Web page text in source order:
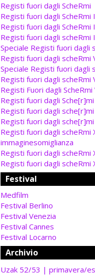
Registi fuori dagli ScheRmi
Registi fuori dagli ScheRmi
Registi fuori dagli ScheRmi
Registi fuori dagli scheRmi
Speciale Registi fuori dagli
Registi fuori dagli scheRmi
Speciale Registi fuori dagli
Registi fuori dagli scheRmi
Registi Fuori dagli ScheRmi
Registi fuori dagli
Registi fuori dagli
Registi fuori dagli sche[r]mi
Registi fuori dagli scheRmi
immaginesomiglianza
Registi fuori dagli scheRmi
Registi fuori dagli scheRmi
Festival
Medfilm
Festival Berlino
Festival Venezia
Festival Cannes
Festival Locarno
Archivio
Uzak 52/53 | primavera/